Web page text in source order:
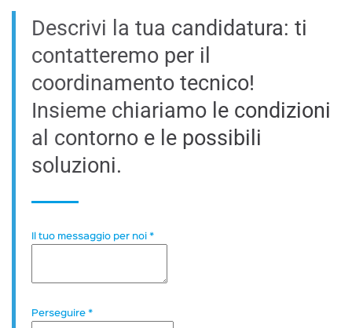
Descrivi la tua candidatura: ti
contatteremo per il
coordinamento tecnico!
Insieme chiariamo le condizioni
al contorno e le possibili
soluzioni.
Il tuo messaggio per noi *
Perseguire *